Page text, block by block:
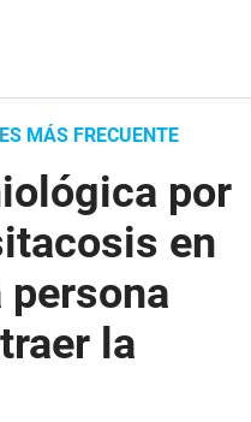
MÁS FRECUENTE
por
en
persona
la